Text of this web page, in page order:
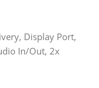
Display Port,
In/Out, 2x